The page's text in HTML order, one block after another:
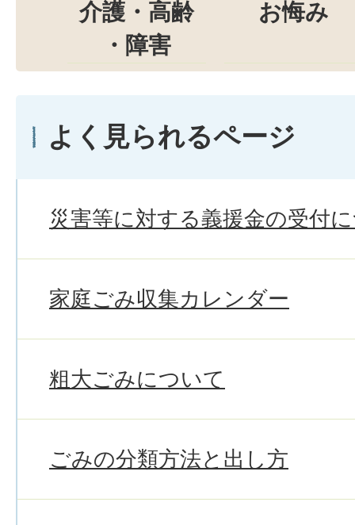
介護・高齢
・障害
お悔み
よく見られるページ
災害等に対する義援金の受付
家庭ごみ収集カレンダー
粗大ごみについて
ごみの分類方法と出し方